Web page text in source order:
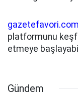
gazetefavori.com
platformunu
etmeye
Gündem